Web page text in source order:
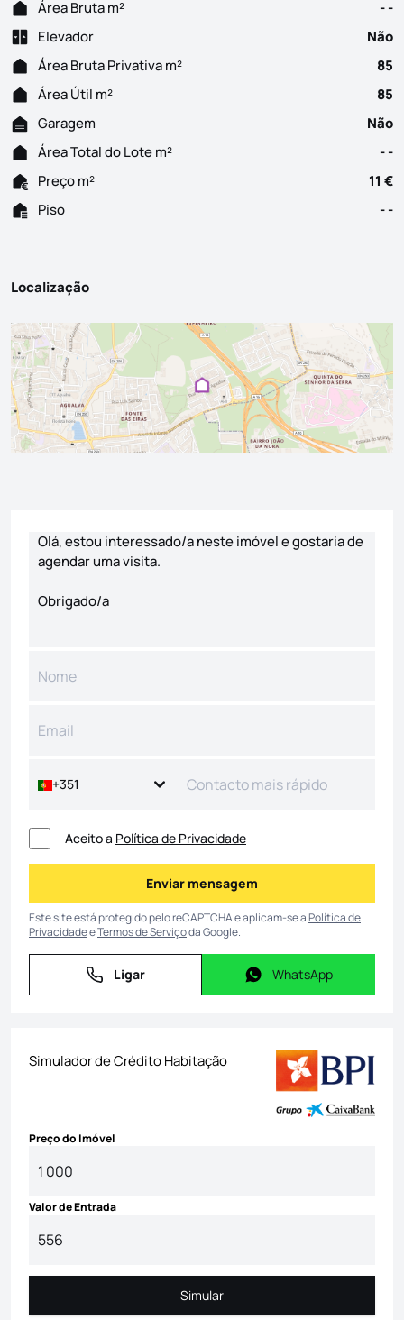
Área Bruta m²
- -
Elevador
Não
Área Bruta Privativa m²
85
Área Útil m²
85
Garagem
Não
Área Total do Lote m²
- -
Preço m²
11 €
Piso
- -
Localização
+351
Aceito a Política de Privacidade
Enviar mensagem
Enviar mensagem
Este site está protegido pelo reCAPTCHA e aplicam-se aPolítica de
PrivacidadeeTermos de Serviçoda Google.
Ligar
Ligar WhatsApp
WhatsApp
Simulador de Crédito Habitação
Preço do Imóvel
Valor de Entrada
Simular
Simular